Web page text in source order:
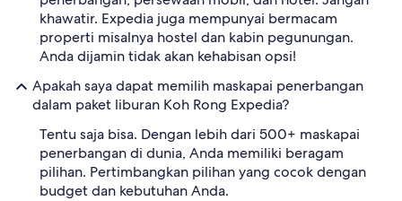
khawatir. Expedia juga mempunyai bermacam
properti misalnya hostel dan kabin pegunungan.
Anda dijamin tidak akan kehabisan opsi!
Apakah saya dapat memilih maskapai penerbangan
dalam paket liburan Koh Rong Expedia?
Tentu saja bisa. Dengan lebih dari 500+ maskapai
penerbangan di dunia, Anda memiliki beragam
pilihan. Pertimbangkan pilihan yang cocok dengan
budget dan kebutuhan Anda.